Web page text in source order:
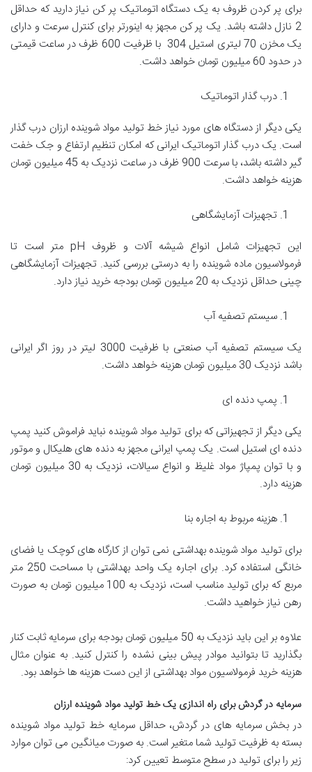
برای پر کردن ظروف به یک دستگاه اتوماتیک پر کن نیاز دارید که حداقل
2 نازل داشته باشد. یک پر کن مجهز به اینورتر برای کنترل سرعت و دارای
یک مخزن 70 لیتری استیل 304 با ظرفیت 600 ظرف در ساعت قیمتی
در حدود 60 میلیون تومان خواهد داشت.
درب گذار اتوماتیک
یکی دیگر از دستگاه های مورد نیاز خط تولید مواد شوینده ارزان درب گذار
است. یک درب گذار اتوماتیک ایرانی که امکان تنظیم ارتفاع و جک خفت
گیر داشته باشد، با سرعت 900 ظرف در ساعت نزدیک به 45 میلیون تومان
هزینه خواهد داشت.
تجهیزات آزمایشگاهی
این تجهیزات شامل انواع شیشه آلات و ظروف pH متر است تا
فرمولاسیون ماده شوینده را به درستی بررسی کنید. تجهیزات آزمایشگاهی
چینی حداقل نزدیک به 20 میلیون تومان بودجه خرید نیاز دارد.
سیستم تصفیه آب
یک سیستم تصفیه آب صنعتی با ظرفیت 3000 لیتر در روز اگر ایرانی
باشد نزدیک 30 میلیون تومان هزینه خواهد داشت.
پمپ دنده ای
یکی دیگر از تجهیزاتی که برای تولید مواد شوینده نباید فراموش کنید پمپ
دنده ای استیل است. یک پمپ ایرانی مجهز به دنده های هلیکال و موتور
و با توان پمپاژ مواد غلیظ و انواع سیالات، نزدیک به 30 میلیون تومان
هزینه دارد.
هزینه مربوط به اجاره بنا
برای تولید مواد شوینده بهداشتی نمی توان از کارگاه های کوچک یا فضای
خانگی استفاده کرد. برای اجاره یک واحد بهداشتی با مساحت 250 متر
مربع که برای تولید مناسب است، نزدیک به 100 میلیون تومان به صورت
رهن نیاز خواهید داشت.
علاوه بر این باید نزدیک به 50 میلیون تومان بودجه برای سرمایه ثابت کنار
بگذارید تا بتوانید موادر پیش بینی نشده را کنترل کنید. به عنوان مثال
هزینه خرید فرمولاسیون مواد بهداشتی از این دست هزینه ها خواهد بود.
سرمایه در گردش برای راه اندازی یک خط تولید مواد شوینده ارزان
در بخش سرمایه های در گردش، حداقل سرمایه خط تولید مواد شوینده
بسته به ظرفیت تولید شما متغیر است. به صورت میانگین می توان موارد
زیر را برای تولید در سطح متوسط تعیین کرد: